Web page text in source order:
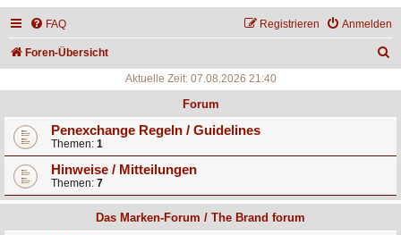
FAQ Anmelden
Registrieren
Foren-Übersicht
Aktuelle Zeit: 07.08.2026 21:40
Forum
Penexchange Regeln / Guidelines
Themen: 1
Hinweise / Mitteilungen
Themen: 7
Das Marken-Forum / The Brand forum